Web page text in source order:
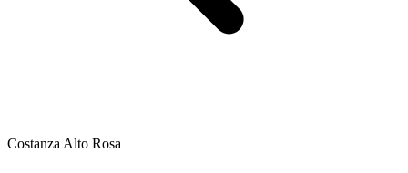
Costanza Alto Rosa